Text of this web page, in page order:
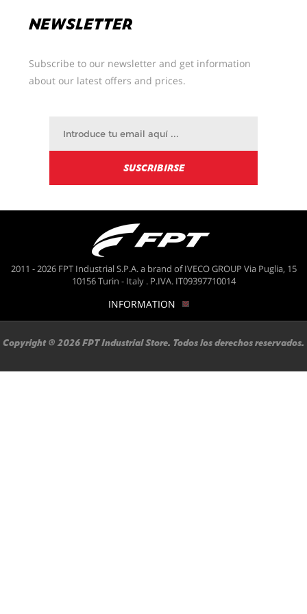
NEWSLETTER
Subscribe to our newsletter and get information
about our latest offers and prices.
2011 - 2026 FPT Industrial S.P.A. a brand of IVECO GROUP Via Puglia, 15
10156 Turin - Italy . P.IVA. IT09397710014
INFORMATION
Copyright ® 2026 FPT Industrial Store. Todos los derechos reservados.